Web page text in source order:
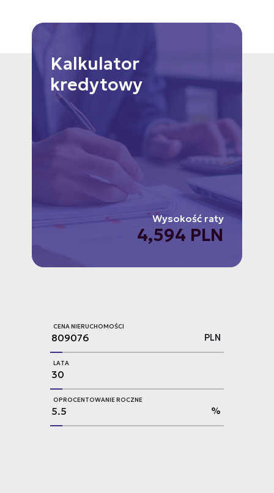
Kalkulator
kredytowy
Wysokość raty
4,594 PLN
CENA NIERUCHOMOŚCI
PLN
LATA
OPROCENTOWANIE ROCZNE
%